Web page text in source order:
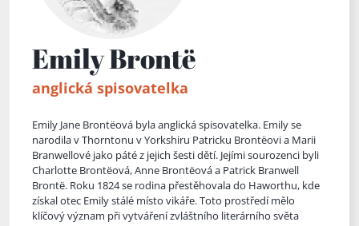
Emily Brontë
anglická spisovatelka
Emily Jane Brontëová byla anglická spisovatelka. Emily se
narodila v Thorntonu v Yorkshiru Patricku Brontëovi a Marii
Branwellové jako páté z jejich šesti dětí. Jejími sourozenci byli
Charlotte Brontëová, Anne Brontëová a Patrick Branwell
Brontë. Roku 1824 se rodina přestěhovala do Haworthu, kde
získal otec Emily stálé místo vikáře. Toto prostředí mělo
klíčový význam při vytváření zvláštního literárního světa